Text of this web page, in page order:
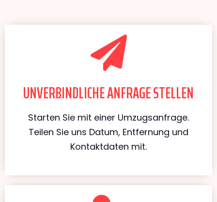
UNVERBINDLICHE ANFRAGE STELLEN
Starten Sie mit einer Umzugsanfrage.
Teilen Sie uns Datum, Entfernung und
Kontaktdaten mit.